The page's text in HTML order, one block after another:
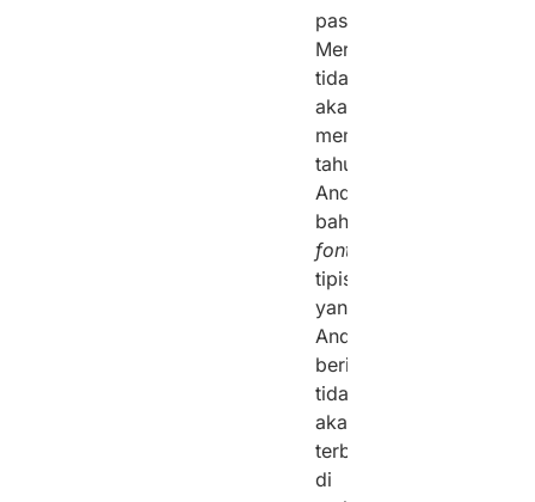
pasif.
Mereka
tidak
akan
memberi
tahu
Anda
bahwa
font
tipis
yang
Anda
berikan
tidak
akan
terbaca
di